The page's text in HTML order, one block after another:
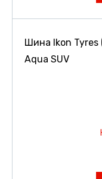
Шина Ikon Tyres
Aqua SUV